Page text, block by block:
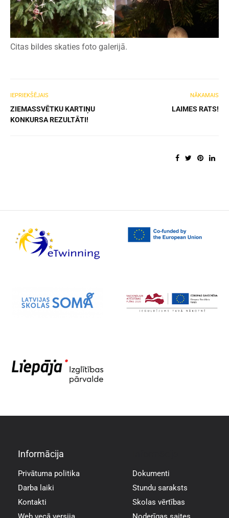
Citas bildes skaties foto galerijā.
IEPRIEKŠĒJAIS
ZIEMASSVĒTKU KARTIŅU
KONKURSA REZULTĀTI!
NĀKAMAIS
LAIMES RATS!
Informācija
Privātuma politika
Darba laiki
Kontakti
Dokumenti
Stundu saraksts
Skolas vērtības